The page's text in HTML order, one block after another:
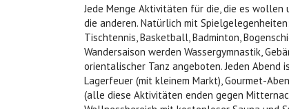
Jede Menge Aktivitäten für die, die es wollen
die anderen. Natürlich mit
Tischtennis, Basketball, Badminton,
Wandersaison werden Wassergymnastik,
orientalischer Tanz angeboten. Jeden Abend
Lagerfeuer (mit kleinem Markt), Gourmet-
(alle diese Aktivitäten enden gegen